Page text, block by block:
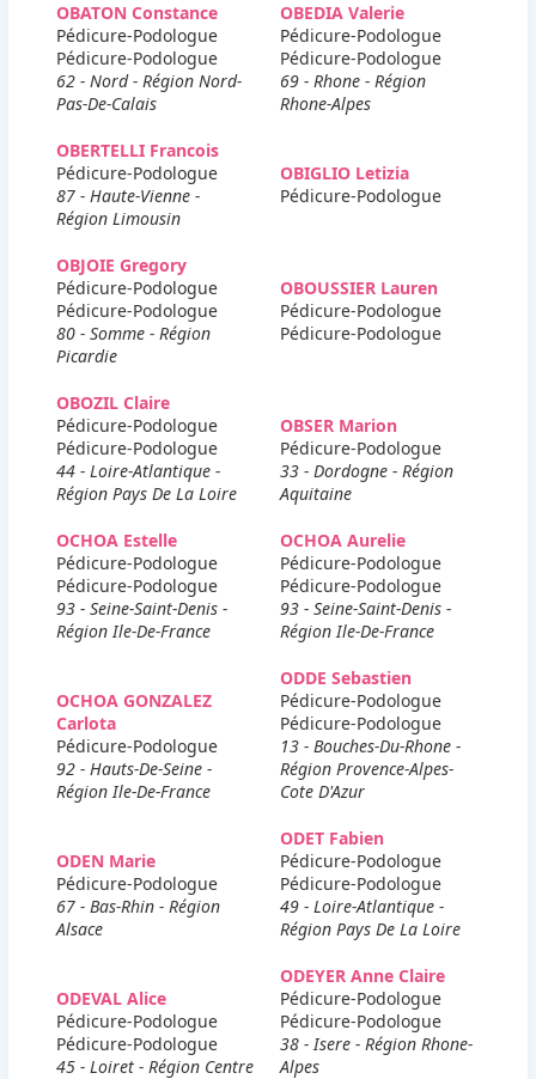
OBATON Constance
Pédicure-Podologue
Pédicure-Podologue
62 - Nord - Région Nord-
Pas-De-Calais
OBEDIA Valerie
Pédicure-Podologue
Pédicure-Podologue
69 - Rhone - Région
Rhone-Alpes
OBERTELLI Francois
Pédicure-Podologue
87 - Haute-Vienne -
Région Limousin
OBIGLIO Letizia
Pédicure-Podologue
OBJOIE Gregory
Pédicure-Podologue
Pédicure-Podologue
80 - Somme - Région
Picardie
OBOUSSIER Lauren
Pédicure-Podologue
Pédicure-Podologue
OBOZIL Claire
Pédicure-Podologue
Pédicure-Podologue
44 - Loire-Atlantique -
Région Pays De La Loire
OBSER Marion
Pédicure-Podologue
33 - Dordogne - Région
Aquitaine
OCHOA Estelle
Pédicure-Podologue
Pédicure-Podologue
93 - Seine-Saint-Denis -
Région Ile-De-France
OCHOA Aurelie
Pédicure-Podologue
Pédicure-Podologue
93 - Seine-Saint-Denis -
Région Ile-De-France
OCHOA GONZALEZ
Carlota
Pédicure-Podologue
92 - Hauts-De-Seine -
Région Ile-De-France
ODDE Sebastien
Pédicure-Podologue
Pédicure-Podologue
13 - Bouches-Du-Rhone -
Région Provence-Alpes-
Cote D'Azur
ODEN Marie
Pédicure-Podologue
67 - Bas-Rhin - Région
Alsace
ODET Fabien
Pédicure-Podologue
Pédicure-Podologue
49 - Loire-Atlantique -
Région Pays De La Loire
ODEVAL Alice
Pédicure-Podologue
Pédicure-Podologue
45 - Loiret - Région Centre
ODEYER Anne Claire
Pédicure-Podologue
Pédicure-Podologue
38 - Isere - Région Rhone-
Alpes